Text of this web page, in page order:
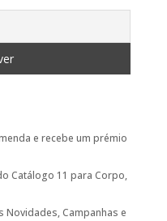
e recebe um prémio
Catálogo 11 para Corpo,
Novidades, Campanhas e